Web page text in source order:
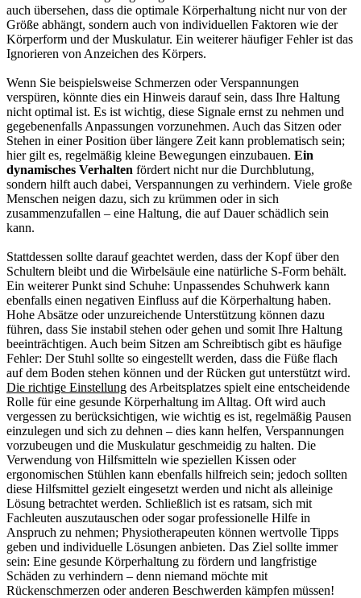
auch übersehen, dass die optimale Körperhaltung nicht nur von der
Größe abhängt, sondern auch von individuellen Faktoren wie der
Körperform und der Muskulatur. Ein weiterer häufiger Fehler ist das
Ignorieren von Anzeichen des Körpers.
Wenn Sie beispielsweise Schmerzen oder Verspannungen
verspüren, könnte dies ein Hinweis darauf sein, dass Ihre Haltung
nicht optimal ist. Es ist wichtig, diese Signale ernst zu nehmen und
gegebenenfalls Anpassungen vorzunehmen. Auch das Sitzen oder
Stehen in einer Position über längere Zeit kann problematisch sein;
hier gilt es, regelmäßig kleine Bewegungen einzubauen. Ein
dynamisches Verhalten fördert nicht nur die Durchblutung,
sondern hilft auch dabei, Verspannungen zu verhindern. Viele große
Menschen neigen dazu, sich zu krümmen oder in sich
zusammenzufallen – eine Haltung, die auf Dauer schädlich sein
kann.
Stattdessen sollte darauf geachtet werden, dass der Kopf über den
Schultern bleibt und die Wirbelsäule eine natürliche S-Form behält.
Ein weiterer Punkt sind Schuhe: Unpassendes Schuhwerk kann
ebenfalls einen negativen Einfluss auf die Körperhaltung haben.
Hohe Absätze oder unzureichende Unterstützung können dazu
führen, dass Sie instabil stehen oder gehen und somit Ihre Haltung
beeinträchtigen. Auch beim Sitzen am Schreibtisch gibt es häufige
Fehler: Der Stuhl sollte so eingestellt werden, dass die Füße flach
auf dem Boden stehen können und der Rücken gut unterstützt wird.
Die richtige Einstellung des Arbeitsplatzes spielt eine entscheidende
Rolle für eine gesunde Körperhaltung im Alltag. Oft wird auch
vergessen zu berücksichtigen, wie wichtig es ist, regelmäßig Pausen
einzulegen und sich zu dehnen – dies kann helfen, Verspannungen
vorzubeugen und die Muskulatur geschmeidig zu halten. Die
Verwendung von Hilfsmitteln wie speziellen Kissen oder
ergonomischen Stühlen kann ebenfalls hilfreich sein; jedoch sollten
diese Hilfsmittel gezielt eingesetzt werden und nicht als alleinige
Lösung betrachtet werden. Schließlich ist es ratsam, sich mit
Fachleuten auszutauschen oder sogar professionelle Hilfe in
Anspruch zu nehmen; Physiotherapeuten können wertvolle Tipps
geben und individuelle Lösungen anbieten. Das Ziel sollte immer
sein: Eine gesunde Körperhaltung zu fördern und langfristige
Schäden zu verhindern – denn niemand möchte mit
Rückenschmerzen oder anderen Beschwerden kämpfen müssen!